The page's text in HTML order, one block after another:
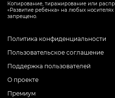
Копирование, тиражирование или
«Развитие ребенка» на любых
запрещено.
Политика конфиденциальности
Пользовательское соглашение
Поддержка пользователей
О проекте
Премиум